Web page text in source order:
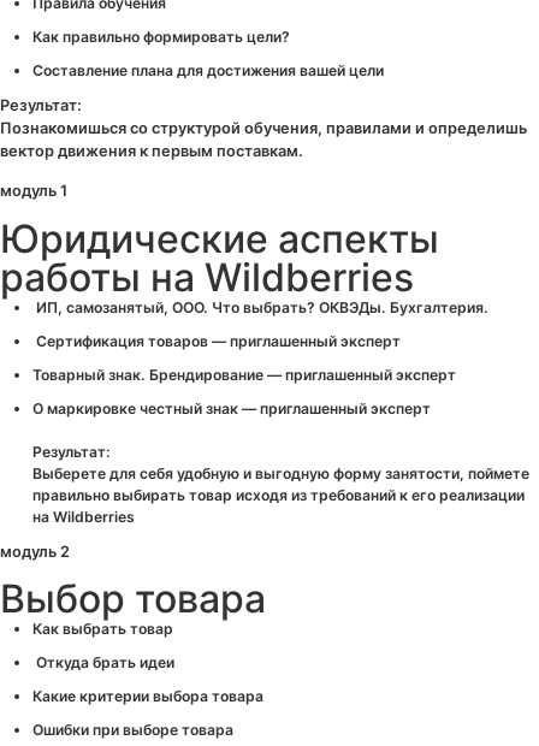
Как правильно формировать цели?
Составление плана для достижения вашей цели
Результат:
Познакомишься со структурой обучения, правилами и определишь
вектор движения к первым поставкам.
модуль 1
Юридические аспекты
работы на Wildberries
ИП, самозанятый, ООО. Что выбрать? ОКВЭДы. Бухгалтерия.
Сертификация товаров — приглашенный эксперт
Товарный знак. Брендирование — приглашенный эксперт
О маркировке честный знак — приглашенный эксперт
Результат:
Выберете для себя удобную и выгодную форму занятости, поймете
правильно выбирать товар исходя из требований к его реализации
на Wildberries
модуль 2
Выбор товара
‌Как выбрать товар
Откуда брать идеи
Какие критерии выбора товара
Ошибки при выборе товара